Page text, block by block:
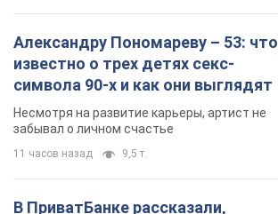
Александру Пономареву – 53: что
известно о трех детях секс-
символа 90-х и как они выглядят
Несмотря на развитие карьеры, артист не
забывал о личном счастье
11 часов назад 9,5 т.
В ПриватБанке рассказали,